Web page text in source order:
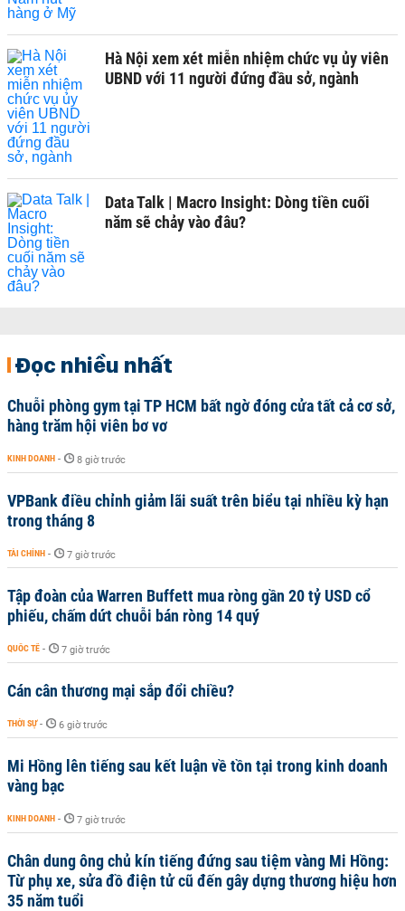
Hà Nội xem xét miễn nhiệm chức vụ ủy viên
UBND với 11 người đứng đầu sở, ngành
Data Talk | Macro Insight: Dòng tiền cuối
năm sẽ chảy vào đâu?
Đọc nhiều nhất
Chuỗi phòng gym tại TP HCM bất ngờ đóng cửa tất cả cơ sở,
hàng trăm hội viên bơ vơ
KINH DOANH - 8 giờ trước
VPBank điều chỉnh giảm lãi suất trên biểu tại nhiều kỳ hạn
trong tháng 8
TÀI CHÍNH - 7 giờ trước
Tập đoàn của Warren Buffett mua ròng gần 20 tỷ USD cổ
phiếu, chấm dứt chuỗi bán ròng 14 quý
QUỐC TẾ - 7 giờ trước
Cán cân thương mại sắp đổi chiều?
THỜI SỰ - 6 giờ trước
Mi Hồng lên tiếng sau kết luận về tồn tại trong kinh doanh
vàng bạc
KINH DOANH - 7 giờ trước
Chân dung ông chủ kín tiếng đứng sau tiệm vàng Mi Hồng:
Từ phụ xe, sửa đồ điện tử cũ đến gây dựng thương hiệu hơn
35 năm tuổi